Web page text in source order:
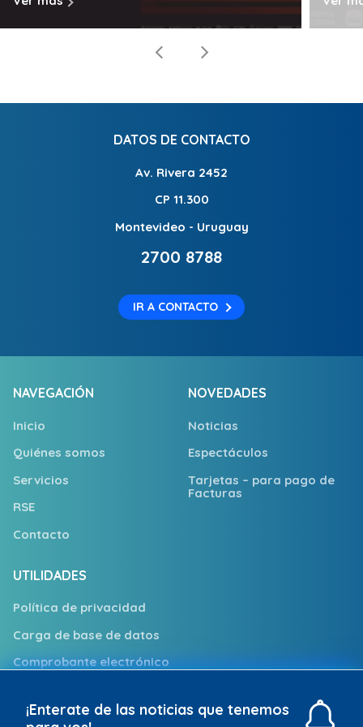
DATOS DE CONTACTO
Av. Rivera 2452
CP 11.300
Montevideo - Uruguay
2700 8788
IR A CONTACTO
NAVEGACIÓN
Inicio
Quiénes somos
Servicios
RSE
Contacto
NOVEDADES
Noticias
Espectáculos
Tarjetas – para pago de
Facturas
UTILIDADES
Política de privacidad
Carga de base de datos
Comprobante electrónico
Puntos de Atención
¡Enterate de las noticias que tenemos